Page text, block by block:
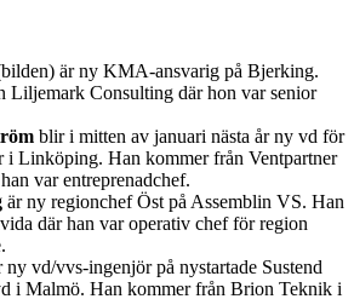
är ny KMA-ansvarig på Bjerking.
Liljemark Consulting där hon var senior
blir i mitten av januari nästa år ny vd för
i Linköping. Han kommer från Ventpartner
var entreprenadchef.
är ny regionchef Öst på Assemblin VS. Han
där han var operativ chef för region
ny vd/vvs-ingenjör på nystartade Sustend
i Malmö. Han kommer från Brion Teknik i